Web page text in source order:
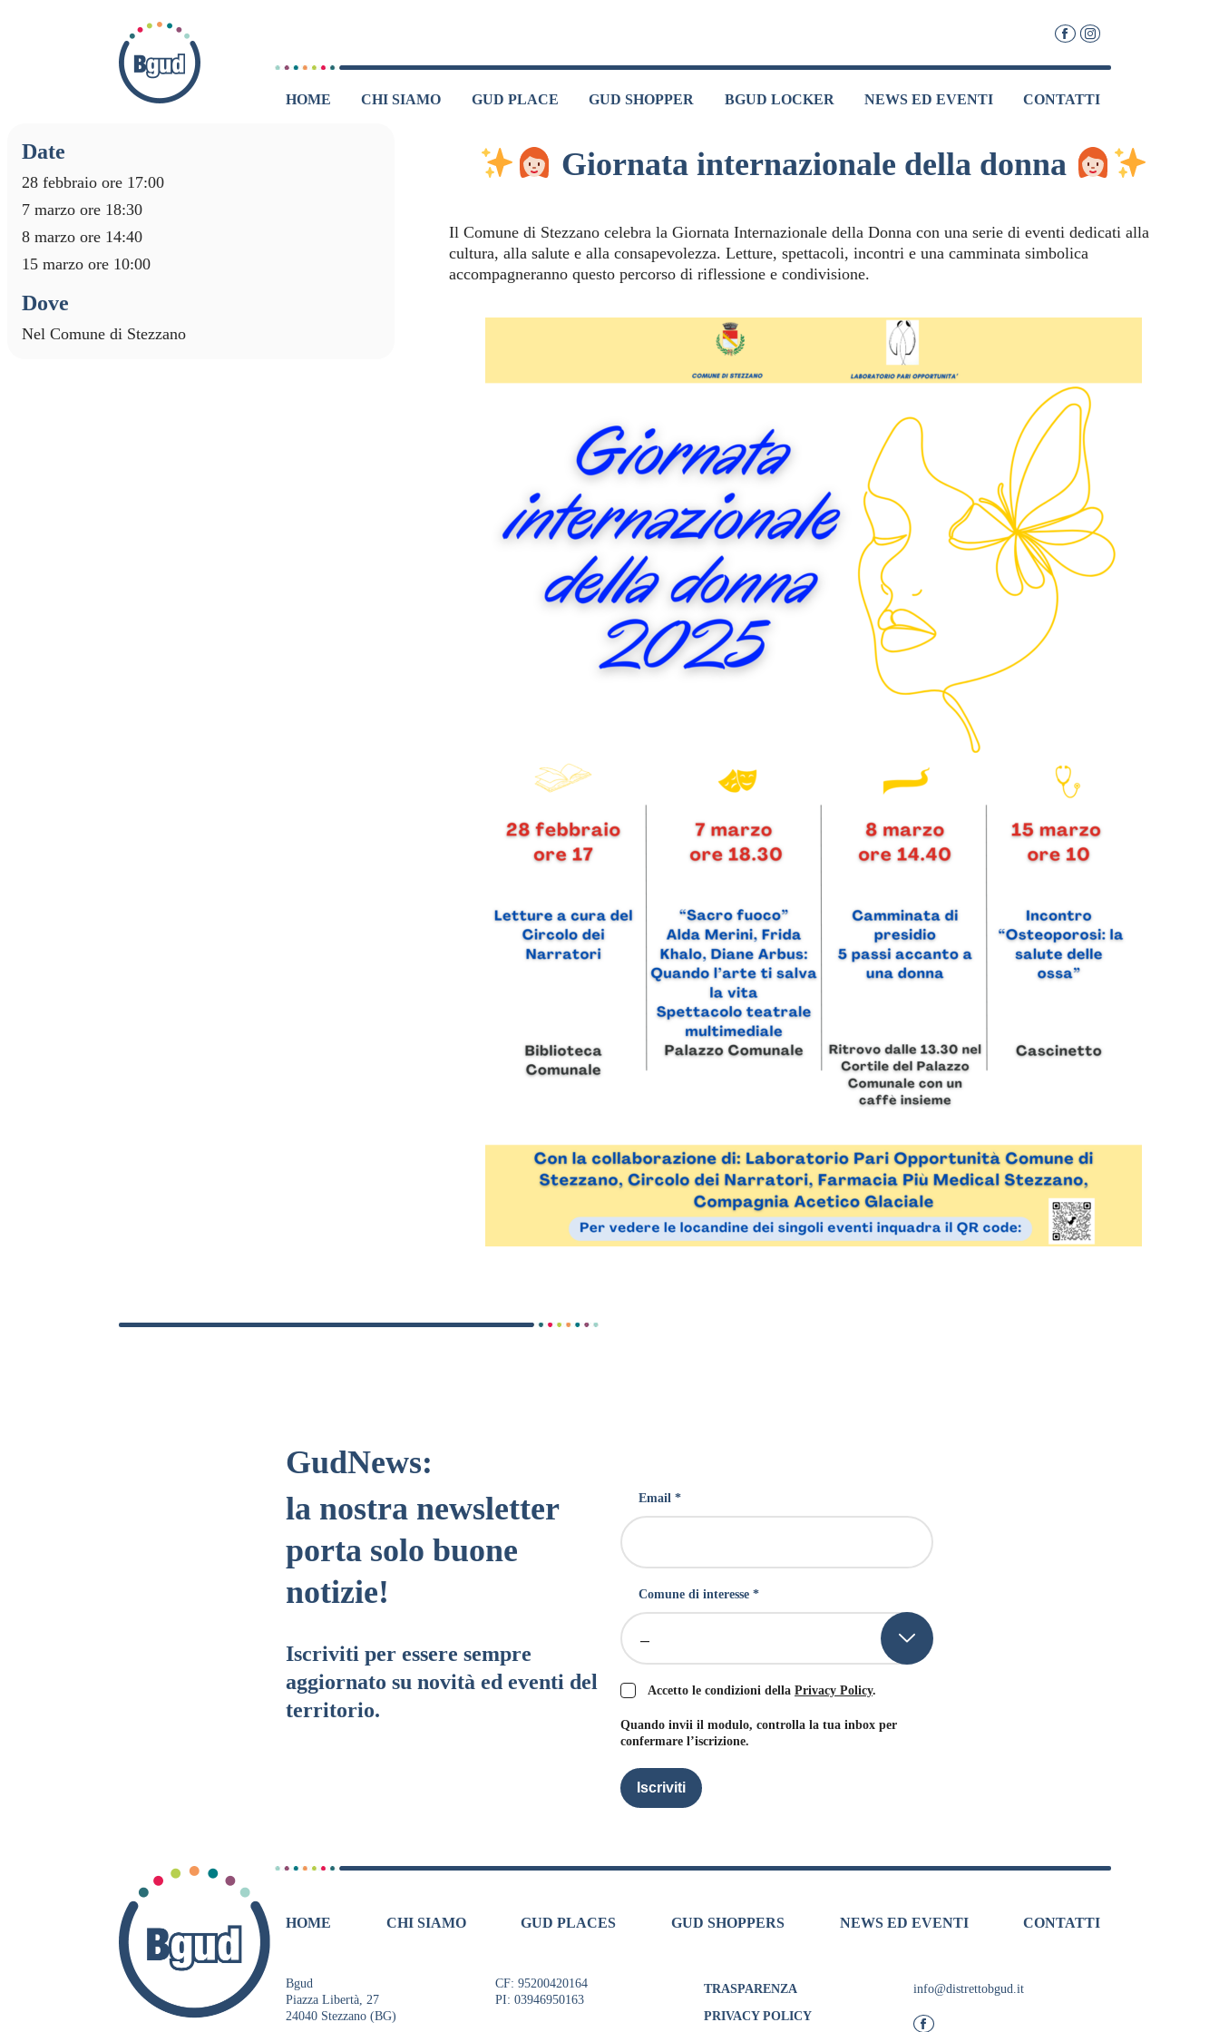
HOME CHI SIAMO GUD PLACE GUD SHOPPER BGUD LOCKER NEWS ED EVENTI CONTATTI
Date
28 febbraio ore 17:00
7 marzo ore 18:30
8 marzo ore 14:40
15 marzo ore 10:00
Dove
Nel Comune di Stezzano
Giornata internazionale della donna
Il Comune di Stezzano celebra la Giornata Internazionale della Donna con una serie di eventi dedicati alla
cultura, alla salute e alla consapevolezza. Letture, spettacoli, incontri e una camminata simbolica
accompagneranno questo percorso di riflessione e condivisione.
GudNews:
la nostra newsletter
porta solo buone
notizie!
Iscriviti per essere sempre
aggiornato su novità ed eventi del
territorio.
Email *
Comune di interesse *
–
Accetto le condizioni della Privacy Policy.
Quando invii il modulo, controlla la tua inbox per
confermare l’iscrizione.
Iscriviti
HOME CHI SIAMO GUD PLACES GUD SHOPPERS NEWS ED EVENTI CONTATTI
Bgud
Piazza Libertà, 27
24040 Stezzano (BG)
CF: 95200420164
PI: 03946950163
TRASPARENZA
PRIVACY POLICY
info@distrettobgud.it